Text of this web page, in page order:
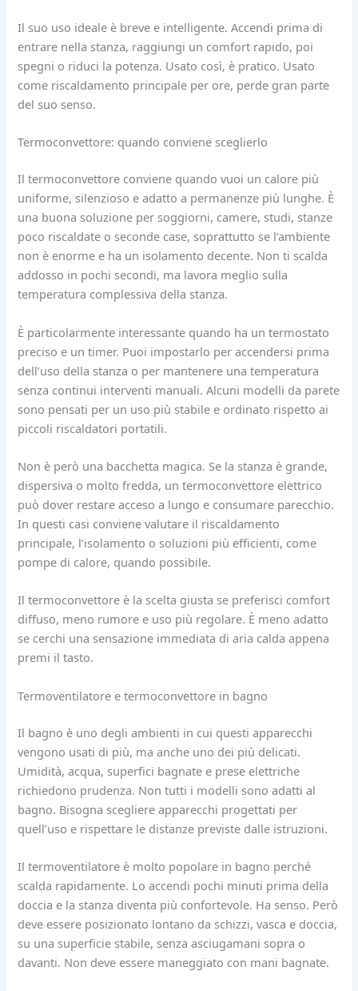
Il suo uso ideale è breve e intelligente. Accendi prima di
entrare nella stanza, raggiungi un comfort rapido, poi
spegni o riduci la potenza. Usato così, è pratico. Usato
come riscaldamento principale per ore, perde gran parte
del suo senso.
Termoconvettore: quando conviene sceglierlo
Il termoconvettore conviene quando vuoi un calore più
uniforme, silenzioso e adatto a permanenze più lunghe. È
una buona soluzione per soggiorni, camere, studi, stanze
poco riscaldate o seconde case, soprattutto se l’ambiente
non è enorme e ha un isolamento decente. Non ti scalda
addosso in pochi secondi, ma lavora meglio sulla
temperatura complessiva della stanza.
È particolarmente interessante quando ha un termostato
preciso e un timer. Puoi impostarlo per accendersi prima
dell’uso della stanza o per mantenere una temperatura
senza continui interventi manuali. Alcuni modelli da parete
sono pensati per un uso più stabile e ordinato rispetto ai
piccoli riscaldatori portatili.
Non è però una bacchetta magica. Se la stanza è grande,
dispersiva o molto fredda, un termoconvettore elettrico
può dover restare acceso a lungo e consumare parecchio.
In questi casi conviene valutare il riscaldamento
principale, l’isolamento o soluzioni più efficienti, come
pompe di calore, quando possibile.
Il termoconvettore è la scelta giusta se preferisci comfort
diffuso, meno rumore e uso più regolare. È meno adatto
se cerchi una sensazione immediata di aria calda appena
premi il tasto.
Termoventilatore e termoconvettore in bagno
Il bagno è uno degli ambienti in cui questi apparecchi
vengono usati di più, ma anche uno dei più delicati.
Umidità, acqua, superfici bagnate e prese elettriche
richiedono prudenza. Non tutti i modelli sono adatti al
bagno. Bisogna scegliere apparecchi progettati per
quell’uso e rispettare le distanze previste dalle istruzioni.
Il termoventilatore è molto popolare in bagno perché
scalda rapidamente. Lo accendi pochi minuti prima della
doccia e la stanza diventa più confortevole. Ha senso. Però
deve essere posizionato lontano da schizzi, vasca e doccia,
su una superficie stabile, senza asciugamani sopra o
davanti. Non deve essere maneggiato con mani bagnate.